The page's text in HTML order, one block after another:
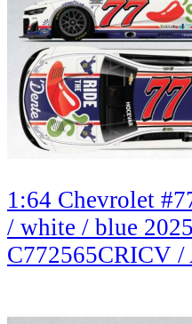
1:64 Chevrolet
/ white / blue 2025
C772565CRICV